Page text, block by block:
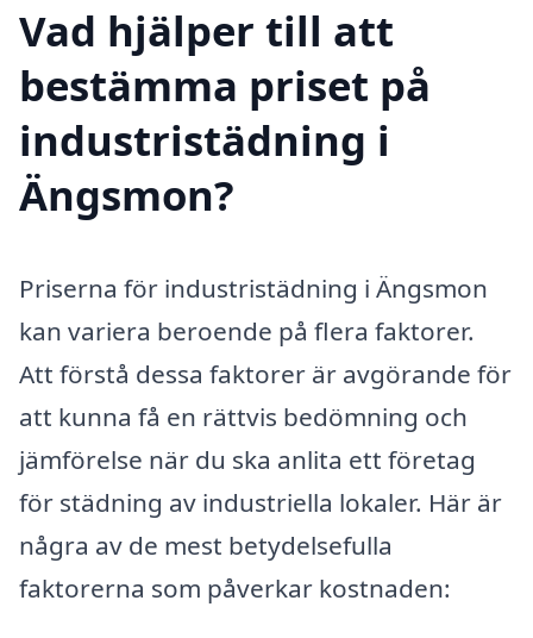
Vad hjälper till att
bestämma priset på
industristädning i
Ängsmon?
Priserna för industristädning i Ängsmon
kan variera beroende på flera faktorer.
Att förstå dessa faktorer är avgörande för
att kunna få en rättvis bedömning och
jämförelse när du ska anlita ett företag
för städning av industriella lokaler. Här är
några av de mest betydelsefulla
faktorerna som påverkar kostnaden: